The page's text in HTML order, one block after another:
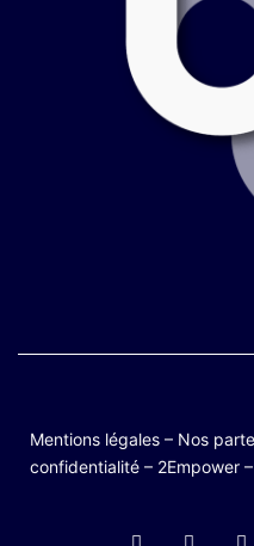
Mentions légales – Nos
confidentialité – 2Empower –